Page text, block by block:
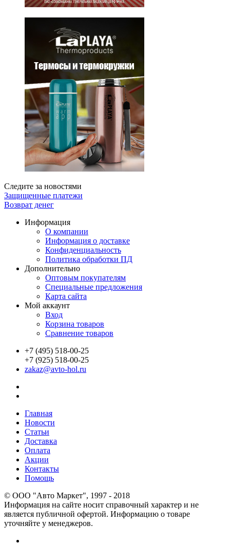
Следите за новостями
Защищенные платежи
Возврат денег
Информация
О компании
Информация о доставке
Конфиденциальность
Политика обработки ПД
Дополнительно
Оптовым покупателям
Специальные предложения
Карта сайта
Мой аккаунт
Вход
Корзина товаров
Сравнение товаров
+7 (495) 518-00-25
+7 (925) 518-00-25
zakaz@avto-hol.ru
Главная
Новости
Статьи
Доставка
Оплата
Акции
Контакты
Помощь
© OOO "Авто Маркет", 1997 - 2018
Информация на сайте носит справочный характер и не
является публичной офертой. Информацию о товаре
уточняйте у менеджеров.